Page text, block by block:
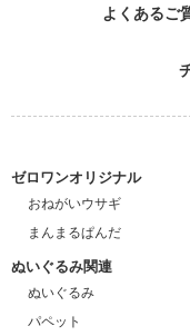
よくあるご
ゼロワンオリジナル
おねがいウサギ
まんまるぱんだ
ぬいぐるみ関連
ぬいぐるみ
パペット